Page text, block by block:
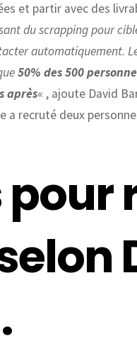
et partir avec des
du scrapping pour
automatiquement.
50% des 500
après« , ajoute David
a recruté deux